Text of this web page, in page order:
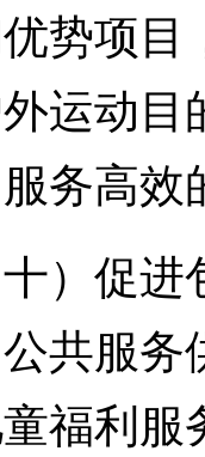
势项目
运动
务高效
促进包
共服务
福利服